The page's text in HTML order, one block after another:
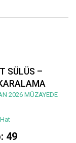
SÜLÜS –
2026 MÜZAYEDE
Hat
49